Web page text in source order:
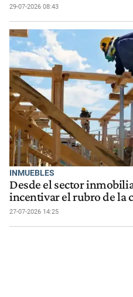
29-07-2026 08:43
INMUEBLES
Desde el sector
incentivar el rubro de la
27-07-2026 14:25